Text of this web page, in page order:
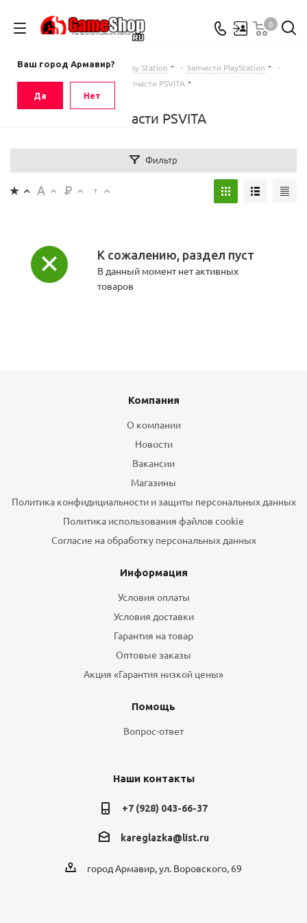
Ваш город Армавир?
Да Нет
0
Главная - Каталог - Sony Play Station - Запчасти PlayStation
-
Запчасти PSVITA
Запчасти PSVITA
Фильтр
К сожалению, раздел пуст
В данный момент нет активных
товаров
Компания
О компании
Новости
Вакансии
Магазины
Политика конфидициальности и защиты персональных данных
Политика использования файлов cookie
Согласие на обработку персональных данных
Информация
Условия оплаты
Условия доставки
Гарантия на товар
Оптовые заказы
Акция «Гарантия низкой цены»
Помощь
Вопрос-ответ
Наши контакты
+7 (928) 043-66-37
kareglazka@list.ru
город Армавир, ул. Воровского, 69